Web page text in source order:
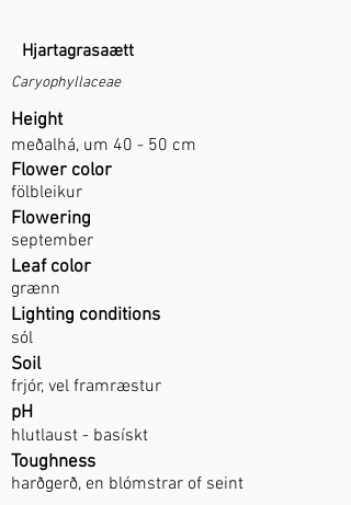
Hjartagrasaætt
Caryophyllaceae
Height
meðalhá, um 40 - 50 cm
Flower color
fölbleikur
Flowering
september
Leaf color
grænn
Lighting conditions
sól
Soil
frjór, vel framræstur
pH
hlutlaust - basískt
Toughness
harðgerð, en blómstrar of seint